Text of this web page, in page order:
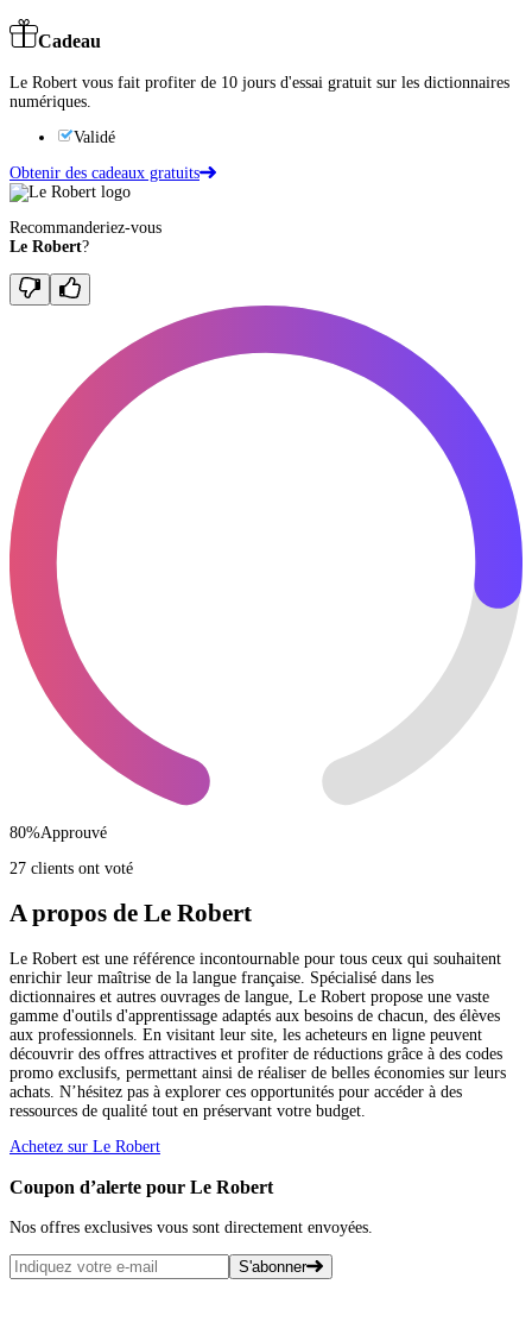
Cadeau
Le Robert vous fait profiter de 10 jours d'essai gratuit sur les dictionnaires
numériques.
Validé
Obtenir des cadeaux gratuits
Recommanderiez-vous
Le Robert?
80%Approuvé
27 clients ont voté
A propos de Le Robert
Le Robert est une référence incontournable pour tous ceux qui souhaitent
enrichir leur maîtrise de la langue française. Spécialisé dans les
dictionnaires et autres ouvrages de langue, Le Robert propose une vaste
gamme d'outils d'apprentissage adaptés aux besoins de chacun, des élèves
aux professionnels. En visitant leur site, les acheteurs en ligne peuvent
découvrir des offres attractives et profiter de réductions grâce à des codes
promo exclusifs, permettant ainsi de réaliser de belles économies sur leurs
achats. N’hésitez pas à explorer ces opportunités pour accéder à des
ressources de qualité tout en préservant votre budget.
Achetez sur Le Robert
Coupon d’alerte pour Le Robert
Nos offres exclusives vous sont directement envoyées.
S'abonner